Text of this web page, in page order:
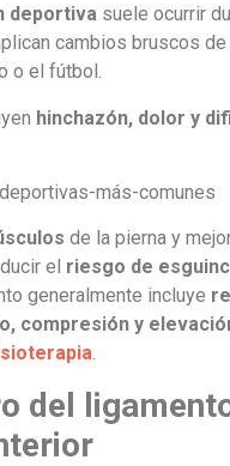
deportiva suele ocurrir
cambios bruscos de
o el fútbol.
hinchazón, dolor y
de la pierna y
el riesgo de
generalmente incluye
compresión y
.
del